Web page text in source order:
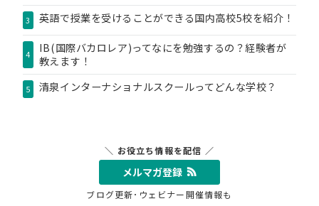
3 英語で授業を受けることができる国内高校5校を紹介！
4
IB(国際バカロレア)ってなにを勉強するの？経験者が
教えます！
5 清泉インターナショナルスクールってどんな学校？
＼ お役立ち情報を配信 ／
メルマガ登録
ブログ更新･ウェビナー開催情報も